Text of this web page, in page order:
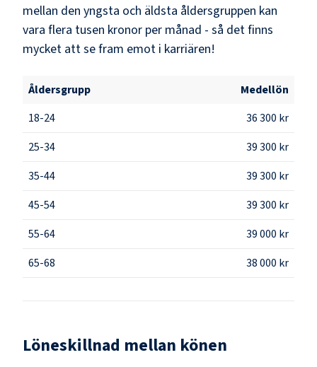
mellan den yngsta och äldsta åldersgruppen kan
vara flera tusen kronor per månad - så det finns
mycket att se fram emot i karriären!
Åldersgrupp
Medellön
18-24
36 300 kr
25-34
39 300 kr
35-44
39 300 kr
45-54
39 300 kr
55-64
39 000 kr
65-68
38 000 kr
Löneskillnad mellan könen